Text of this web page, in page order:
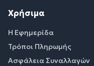
Χρήσιμα
Η Εφημερίδα
Τρόποι Πληρωμής
Ασφάλεια Συναλλαγών